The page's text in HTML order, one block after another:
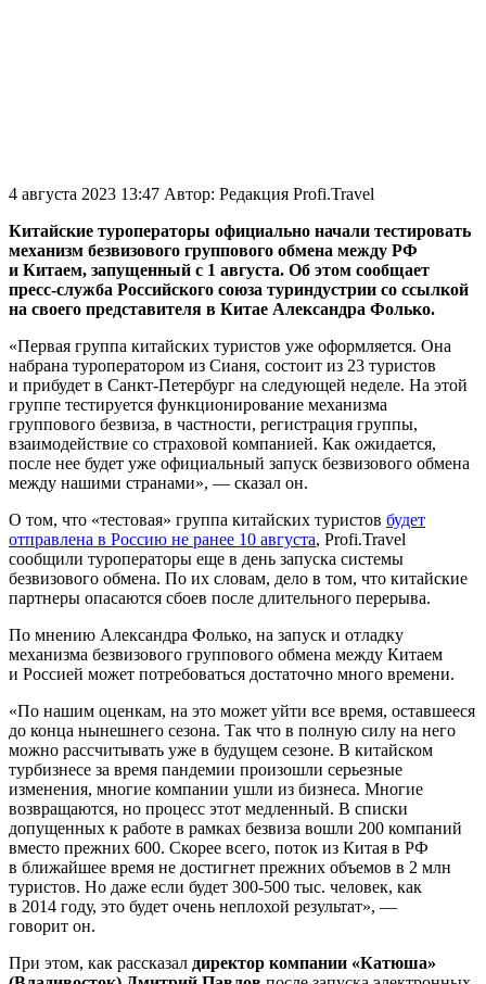
4 августа 2023 13:47 Автор: Редакция Profi.Travel
Китайские туроператоры официально начали тестировать
механизм безвизового группового обмена между РФ
и Китаем, запущенный с 1 августа. Об этом сообщает
пресс-служба Российского союза туриндустрии со ссылкой
на своего представителя в Китае Александра Фолько.
«Первая группа китайских туристов уже оформляется. Она
набрана туроператором из Сианя, состоит из 23 туристов
и прибудет в Санкт-Петербург на следующей неделе. На этой
группе тестируется функционирование механизма
группового безвиза, в частности, регистрация группы,
взаимодействие со страховой компанией. Как ожидается,
после нее будет уже официальный запуск безвизового обмена
между нашими странами», — сказал он.
О том, что «тестовая» группа китайских туристов будет
отправлена в Россию не ранее 10 августа, Profi.Travel
сообщили туроператоры еще в день запуска системы
безвизового обмена. По их словам, дело в том, что китайские
партнеры опасаются сбоев после длительного перерыва.
По мнению Александра Фолько, на запуск и отладку
механизма безвизового группового обмена между Китаем
и Россией может потребоваться достаточно много времени.
«По нашим оценкам, на это может уйти все время, оставшееся
до конца нынешнего сезона. Так что в полную силу на него
можно рассчитывать уже в будущем сезоне. В китайском
турбизнесе за время пандемии произошли серьезные
изменения, многие компании ушли из бизнеса. Многие
возвращаются, но процесс этот медленный. В списки
допущенных к работе в рамках безвиза вошли 200 компаний
вместо прежних 600. Скорее всего, поток из Китая в РФ
в ближайшее время не достигнет прежних объемов в 2 млн
туристов. Но даже если будет 300-500 тыс. человек, как
в 2014 году, это будет очень неплохой результат», —
говорит он.
При этом, как рассказал директор компании «Катюша»